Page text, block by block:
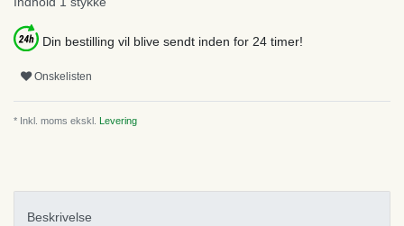
Din bestilling vil blive sendt inden for 24 timer!
Onskelisten
* Inkl. moms ekskl. Levering
Beskrivelse